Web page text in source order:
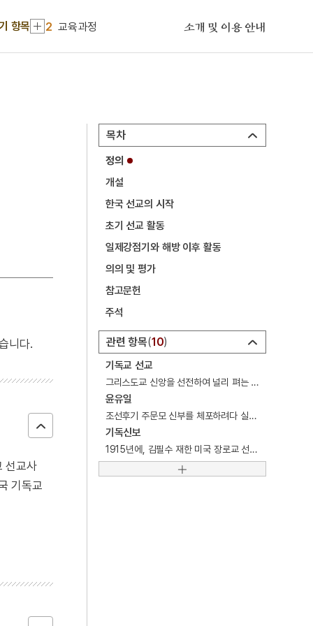
항목
2 교육과정
여운형
왕규의 난
세월호 참사
8
9
소개 및 이용 안내
목차
정의
개설
한국 선교의 시작
초기 선교 활동
일제강점기와 해방 이후 활동
의의 및 평가
참고문헌
주석
관련 항목 10
기독교 선교
그리스도교 신앙을 선전하여 널리 펴는 일을 뜻하는 기독교용어.
윤유일
조선후기 주문모 신부를 체포하려다 실패한 '을묘실포사건’ 당시에 순교한 천주교인.
기독신보
1915년에, 김필수 재한 미국 장로교 선교회와 감리교 선교회가 연합하여 창간한 개신교 신문.
니다.
선교사
기독교